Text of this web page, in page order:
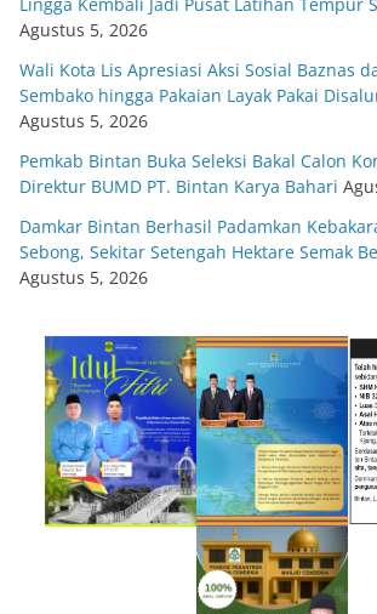
Agustus 5, 2026
Wali Kota Lis Apresiasi Aksi Sosial Baznas
Sembako hingga Pakaian Layak Pakai
Agustus 5, 2026
Pemkab Bintan Buka Seleksi Bakal Calon
Direktur BUMD PT. Bintan Karya Bahari
Damkar Bintan Berhasil Padamkan
Sebong, Sekitar Setengah Hektare Semak
Agustus 5, 2026